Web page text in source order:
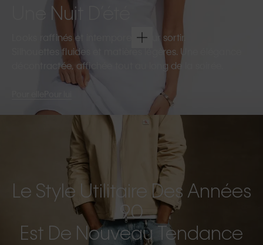
Une Nuit D’été
Looks raffinés et intemporels pour sortir.
Silhouettes fluides et matières légères. Une élégance
décontractée, affichée tout au long de la soirée.
Le Style Utilitaire Des Années
90
Est De Nouveau Tendance